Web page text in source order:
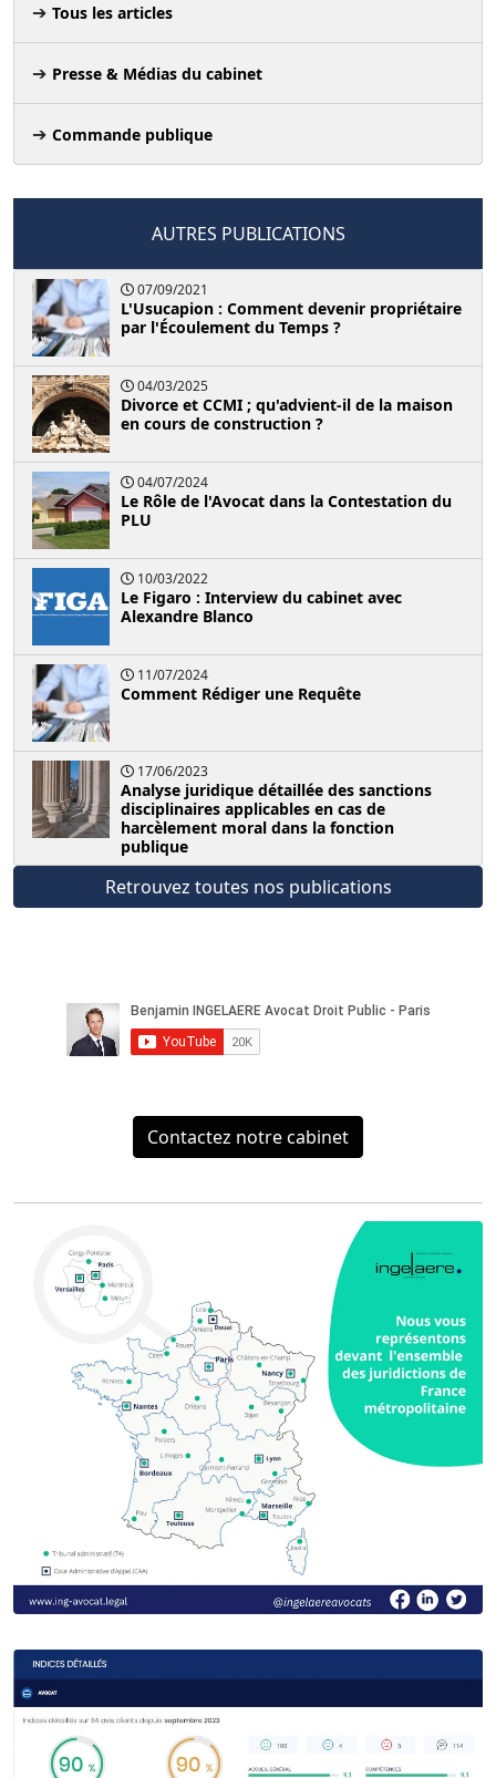
Tous les articles
Presse & Médias du cabinet
Commande publique
AUTRES PUBLICATIONS
07/09/2021
L'Usucapion : Comment devenir propriétaire
par l'Écoulement du Temps ?
04/03/2025
Divorce et CCMI ; qu'advient-il de la maison
en cours de construction ?
04/07/2024
Le Rôle de l'Avocat dans la Contestation du
PLU
10/03/2022
Le Figaro : Interview du cabinet avec
Alexandre Blanco
11/07/2024
Comment Rédiger une Requête
17/06/2023
Analyse juridique détaillée des sanctions
disciplinaires applicables en cas de
harcèlement moral dans la fonction
publique
Retrouvez toutes nos publications
Contactez notre cabinet